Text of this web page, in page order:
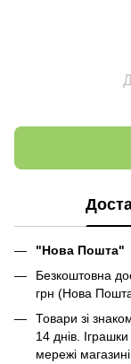
"Нова Пошта"
Безкоштовна
грн (Нова
Товари зі
14 днів.
мережі